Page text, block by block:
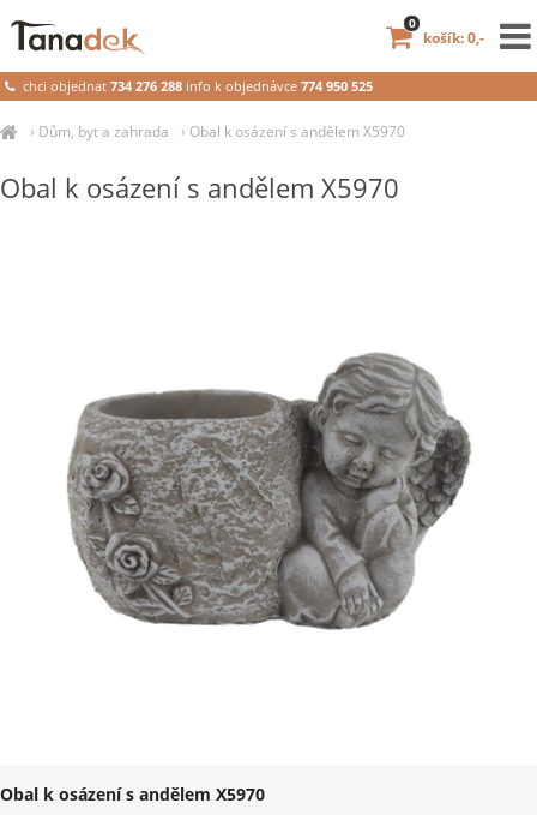
› Dům, byt a zahrada › Obal k osázení s andělem X5970
Obal k osázení s andělem X5970
Obal k osázení s andělem X5970
chci objednat734 276 288 info k objednávce 774 950 525
košík: 0,-
0